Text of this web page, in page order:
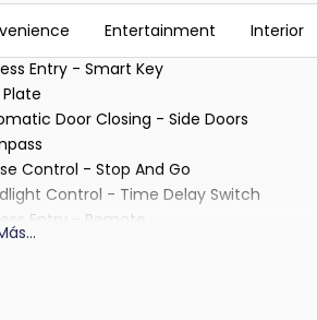
Entertainment Interior
Entry - Smart Key
Plate
Door Closing - Side Doors
Control - Stop And Go
Control - Time Delay Switch
Entry - Remote
- Multi Zone
...